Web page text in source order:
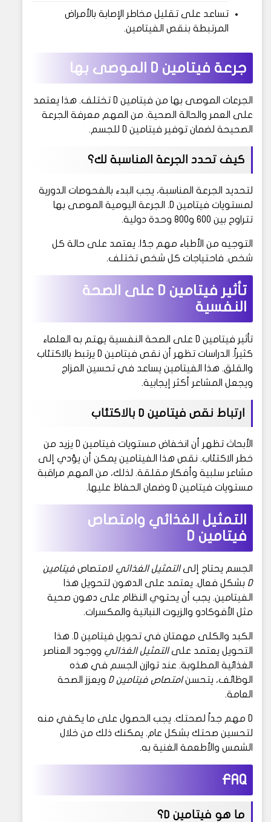
تساعد على تقليل مخاطر الإصابة بالأمراض
المرتبطة بنقص الفيتامين.
جرعة فيتامين D الموصى بها
الجرعات الموصى بها من فيتامين D تختلف. هذا يعتمد
على العمر والحالة الصحية. من المهم معرفة الجرعة
الصحيحة لضمان توفير فيتامين D للجسم.
كيف تحدد الجرعة المناسبة لك؟
لتحديد الجرعة المناسبة، يجب البدء بالفحوصات الدورية
لمستويات فيتامين D. الجرعة اليومية الموصى بها
تتراوح بين 600 و800 وحدة دولية.
التوجيه من الأطباء مهم جدًا. يعتمد على حالة كل
شخص. فاحتياجات كل شخص تختلف.
تأثير فيتامين D على الصحة
النفسية
تأثير فيتامين D على الصحة النفسية يهتم به العلماء
كثيراً. الدراسات تظهر أن نقص فيتامين D يرتبط بالاكتئاب
والقلق. هذا الفيتامين يساعد في تحسين المزاج
ويجعل المشاعر أكثر إيجابية.
ارتباط نقص فيتامين D بالاكتئاب
الأبحاث تظهر أن انخفاض مستويات فيتامين D يزيد من
خطر الاكتئاب. نقص هذا الفيتامين يمكن أن يؤدي إلى
مشاعر سلبية وأفكار مقلقة. لذلك، من المهم مراقبة
مستويات فيتامين D وضمان الحفاظ عليها.
التمثيل الغذائي وامتصاص
فيتامين D
الجسم يحتاج إلىالتمثيل الغذائي لامتصاص فيتامين
D بشكل فعال. يعتمد على الدهون لتحويل هذا
الفيتامين. يجب أن يحتوي النظام على دهون صحية
مثل الأفوكادو والزيوت النباتية والمكسرات.
الكبد والكلى مهمتان في تحويل فيتامين D. هذا
التحويل يعتمد علىالتمثيل الغذائي ووجود العناصر
الغذائية المطلوبة. عند توازن الجسم في هذه
الوظائف، يتحسنامتصاص فيتامين D
ويعزز الصحة
العامة.
D مهم جداً لصحتك. يجب الحصول على ما يكفي منه
لتحسين صحتك بشكل عام. يمكنك ذلك من خلال
الشمس والأطعمة الغنية به.
FAQ
ما هو فيتامين D؟